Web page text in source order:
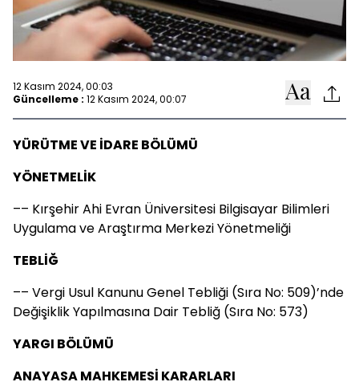
12 Kasım 2024, 00:03
Güncelleme : 12 Kasım 2024, 00:07
YÜRÜTME VE İDARE BÖLÜMÜ
YÖNETMELİK
–– Kırşehir Ahi Evran Üniversitesi Bilgisayar Bilimleri
Uygulama ve Araştırma Merkezi Yönetmeliği
TEBLİĞ
–– Vergi Usul Kanunu Genel Tebliği (Sıra No: 509)’nde
Değişiklik Yapılmasına Dair Tebliğ (Sıra No: 573)
YARGI BÖLÜMÜ
ANAYASA MAHKEMESİ KARARLARI